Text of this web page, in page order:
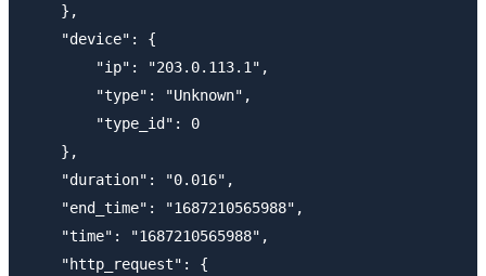
    },
    "device": {
        "ip": "203.0.113.1",
        "type": "Unknown",
        "type_id": 0
    },
    "duration": "0.016",
    "end_time": "1687210565988",
    "time": "1687210565988",
    "http_request": {